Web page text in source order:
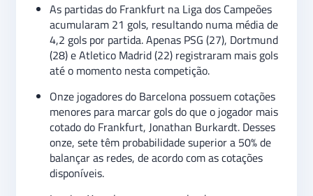
As partidas do Frankfurt na Liga dos Campeões
acumularam 21 gols, resultando numa média de
4,2 gols por partida. Apenas PSG (27), Dortmund
(28) e Atletico Madrid (22) registraram mais gols
até o momento nesta competição.
Onze jogadores do Barcelona possuem cotações
menores para marcar gols do que o jogador mais
cotado do Frankfurt, Jonathan Burkardt. Desses
onze, sete têm probabilidade superior a 50% de
balançar as redes, de acordo com as cotações
disponíveis.